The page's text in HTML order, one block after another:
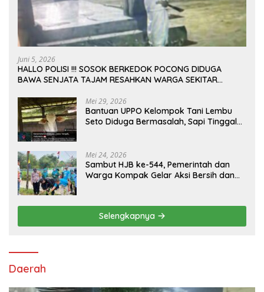
Juni 5, 2026
HALLO POLISI !!! SOSOK BERKEDOK POCONG DIDUGA
BAWA SENJATA TAJAM RESAHKAN WARGA SEKITAR
Mei 29, 2026
Bantuan UPPO Kelompok Tani Lembu
Seto Diduga Bermasalah, Sapi Tinggal
Mei 24, 2026
Sambut HJB ke-544, Pemerintah dan
Warga Kompak Gelar Aksi Bersih dan
Selengkapnya
Daerah